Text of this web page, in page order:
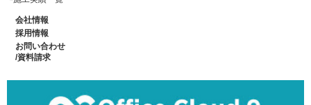
会社情報
採用情報
お問い合わせ
/資料請求